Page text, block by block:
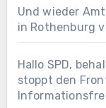
Und wieder
in Rothenburg
Hallo SPD,
stoppt den